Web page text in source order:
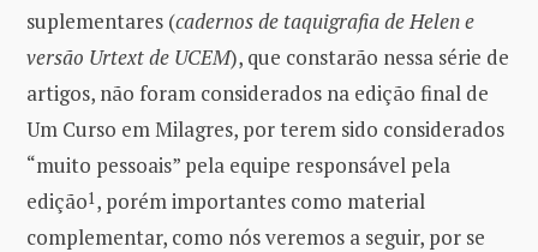
suplementares (cadernos de taquigrafia de Helen e
versão Urtext de UCEM), que constarão nessa série de
artigos, não foram considerados na edição final de
Um Curso em Milagres, por terem sido considerados
“muito pessoais” pela equipe responsável pela
edição1, porém importantes como material
complementar, como nós veremos a seguir, por se